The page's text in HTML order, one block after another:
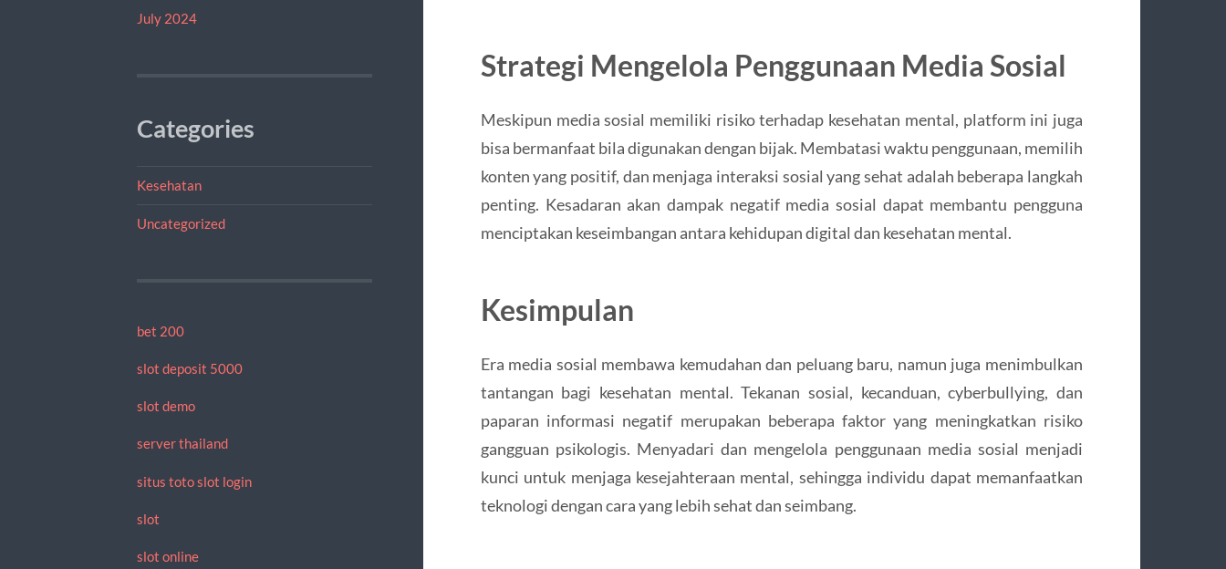
July 2024
Categories
Kesehatan
Uncategorized
bet 200
slot deposit 5000
slot demo
server thailand
situs toto slot login
slot
slot online
Strategi Mengelola Penggunaan Media Sosial
Meskipun media sosial memiliki risiko terhadap kesehatan mental, platform ini juga
bisa bermanfaat bila digunakan dengan bijak. Membatasi waktu penggunaan, memilih
konten yang positif, dan menjaga interaksi sosial yang sehat adalah beberapa langkah
penting. Kesadaran akan dampak negatif media sosial dapat membantu pengguna
menciptakan keseimbangan antara kehidupan digital dan kesehatan mental.
Kesimpulan
Era media sosial membawa kemudahan dan peluang baru, namun juga menimbulkan
tantangan bagi kesehatan mental. Tekanan sosial, kecanduan, cyberbullying, dan
paparan informasi negatif merupakan beberapa faktor yang meningkatkan risiko
gangguan psikologis. Menyadari dan mengelola penggunaan media sosial menjadi
kunci untuk menjaga kesejahteraan mental, sehingga individu dapat memanfaatkan
teknologi dengan cara yang lebih sehat dan seimbang.